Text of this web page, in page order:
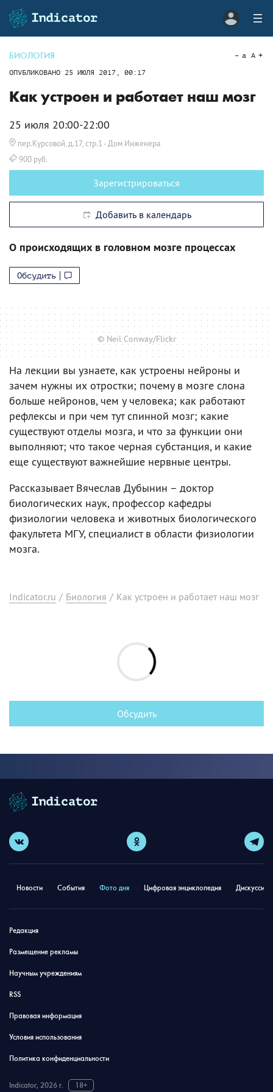
БИОЛОГИЯ
ОПУБЛИКОВАНО 25 ИЮЛЯ 2017, 00:17
a A
Как устроен и работает наш мозг
25 июля 20:00-22:00
пер.Курсовой, д.17, стр.1 - Дом Инженера
900 руб.
Зарегистрироваться
Добавить в календарь
О происходящих в головном мозге процессах
Обсудить
© Neil Conway/Flickr
На лекции вы узнаете, как устроены нейроны и
зачем нужны их отростки; почему в мозге слона
больше нейронов, чем у человека; как работают
рефлексы и при чем тут спинной мозг; какие
существуют отделы мозга, и что за функции они
выполняют; что такое черная субстанция, и какие
еще существуют важнейшие нервные центры.
Рассказывает Вячеслав Дубынин – доктор
биологических наук, профессор кафедры
физиологии человека и животных биологического
факультета МГУ, специалист в области физиологии
мозга.
Indicator.ru / Биология / Как устроен и работает наш мозг
Обсудить
Новости События Фото дня Цифровая энциклопедия
Редакция
Размещение рекламы
Научным учреждениям
RSS
Правовая информация
Условия использования
Политика конфиденциальности
Indicator, 2026 г. 18+